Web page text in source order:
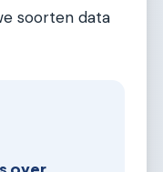
soorten data